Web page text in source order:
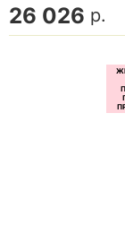
26 026 р.